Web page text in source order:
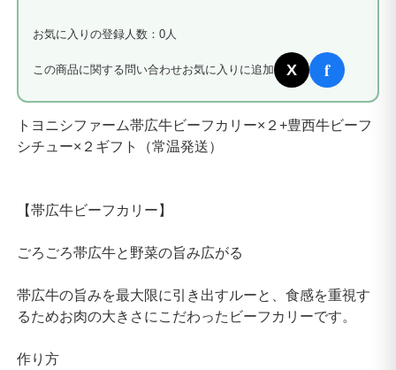
お気に入りの登録人数：0人
この商品に関する問い合わせお気に入りに追加 X f
トヨニシファーム帯広牛ビーフカリー×２+豊西牛ビーフ
シチュー×２ギフト（常温発送）
【帯広牛ビーフカリー】
ごろごろ帯広牛と野菜の旨み広がる
帯広牛の旨みを最大限に引き出すルーと、食感を重視す
るためお肉の大きさにこだわったビーフカリーです。
作り方